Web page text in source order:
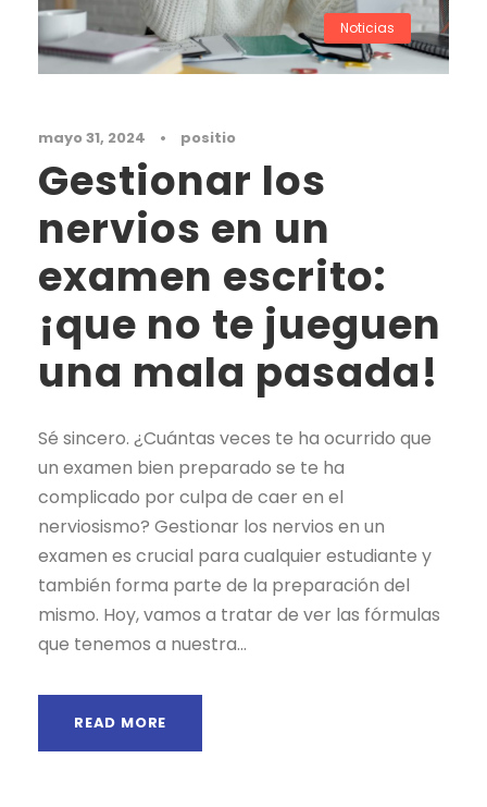
Noticias
mayo 31, 2024 • positio
Gestionar los
nervios en un
examen escrito:
¡que no te jueguen
una mala pasada!
Sé sincero. ¿Cuántas veces te ha ocurrido que
un examen bien preparado se te ha
complicado por culpa de caer en el
nerviosismo? Gestionar los nervios en un
examen es crucial para cualquier estudiante y
también forma parte de la preparación del
mismo. Hoy, vamos a tratar de ver las fórmulas
que tenemos a nuestra...
READ MORE